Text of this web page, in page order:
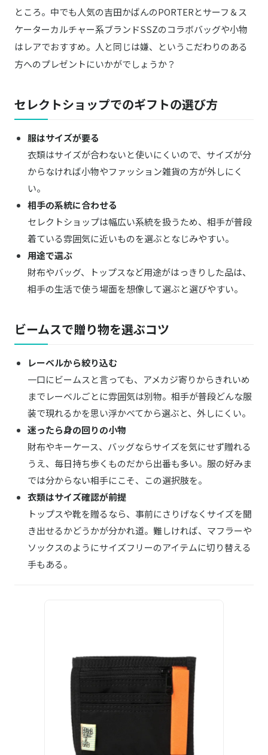
ところ。中でも人気の吉田かばんのPORTERとサーフ＆ス
ケーターカルチャー系ブランドSSZのコラボバッグや小物
はレアでおすすめ。人と同じは嫌、というこだわりのある
方へのプレゼントにいかがでしょうか？
セレクトショップでのギフトの選び方
服はサイズが要る
衣類はサイズが合わないと使いにくいので、サイズが分
からなければ小物やファッション雑貨の方が外しにく
い。
相手の系統に合わせる
セレクトショップは幅広い系統を扱うため、相手が普段
着ている雰囲気に近いものを選ぶとなじみやすい。
用途で選ぶ
財布やバッグ、トップスなど用途がはっきりした品は、
相手の生活で使う場面を想像して選ぶと選びやすい。
ビームスで贈り物を選ぶコツ
レーベルから絞り込む
一口にビームスと言っても、アメカジ寄りからきれいめ
までレーベルごとに雰囲気は別物。相手が普段どんな服
装で現れるかを思い浮かべてから選ぶと、外しにくい。
迷ったら身の回りの小物
財布やキーケース、バッグならサイズを気にせず贈れる
うえ、毎日持ち歩くものだから出番も多い。服の好みま
では分からない相手にこそ、この選択肢を。
衣類はサイズ確認が前提
トップスや靴を贈るなら、事前にさりげなくサイズを聞
き出せるかどうかが分かれ道。難しければ、マフラーや
ソックスのようにサイズフリーのアイテムに切り替える
手もある。